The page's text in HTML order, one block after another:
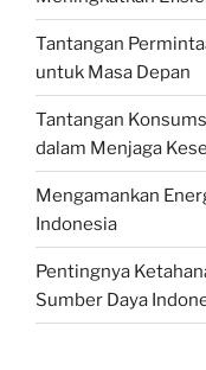
Tantangan
untuk Masa Depan
Tantangan
dalam Menjaga
Mengamankan
Indonesia
Pentingnya
Sumber Daya